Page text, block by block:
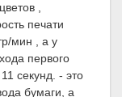
,
печати
мин , а у
первого
секунд. - это
бумаги, а